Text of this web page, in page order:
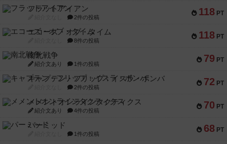
118 PT
フラットアイアン
2件の投稿
118 PT
エコーズ・オブ・タイム
8件の投稿
79 PT
南北戦争
紹介文あり 1件の投稿
72 PT
キャプテン・フリップ：イスラ・ボンバ
2件の投稿
70 PT
メメントオンラインタクティクス
紹介文あり 4件の投稿
68 PT
パーミッド
1件の投稿